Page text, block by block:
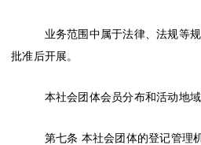
业务范围中属于法律、法规等
批准后开展。
本社会团体会员分布和活动地
第七条 本社会团体的登记管理